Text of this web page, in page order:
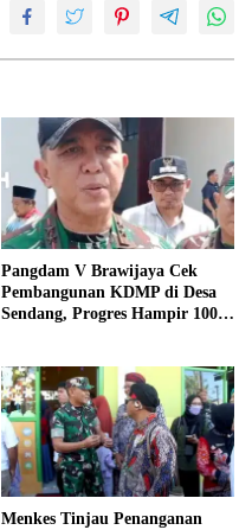
Pangdam V Brawijaya Cek
Pembangunan KDMP di Desa
Sendang, Progres Hampir 100
Menkes Tinjau Penanganan